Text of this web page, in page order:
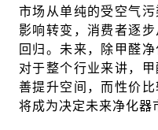
市场从单纯的受空气
影响转变，消费者逐
回归。未来，除甲醛
对于整个行业来讲，
善提升空间，而性价
将成为决定未来净化器